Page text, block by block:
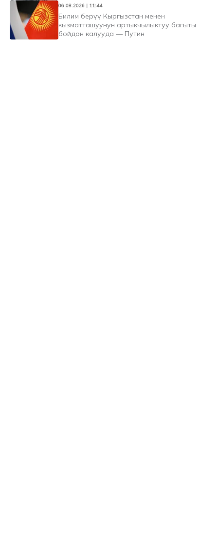
06.08.2026 | 11:44
Билим берүү Кыргызстан менен
кызматташуунун артыкчылыктуу багыты
бойдон калууда — Путин